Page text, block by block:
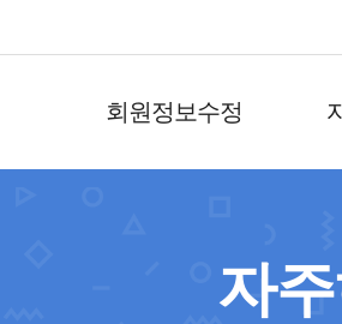
회원정보수정
자